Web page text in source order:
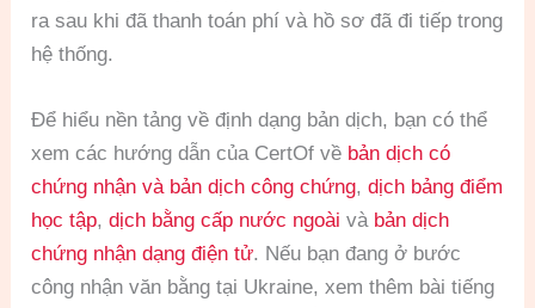
ra sau khi đã thanh toán phí và hồ sơ đã đi tiếp trong
hệ thống.
Để hiểu nền tảng về định dạng bản dịch, bạn có thể
xem các hướng dẫn của CertOf về bản dịch có
chứng nhận và bản dịch công chứng,dịch bảng điểm
học tập,dịch bằng cấp nước ngoài và bản dịch
chứng nhận dạng điện tử. Nếu bạn đang ở bước
công nhận văn bằng tại Ukraine, xem thêm bài tiếng